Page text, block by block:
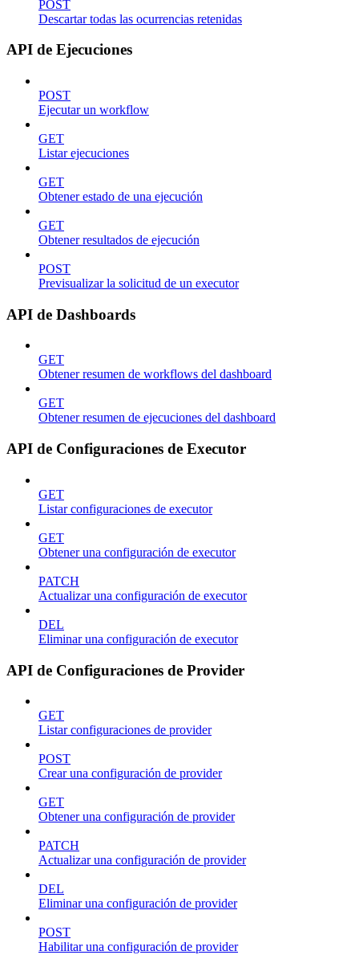
POST
Descartar todas las ocurrencias retenidas
API de Ejecuciones
POST
Ejecutar un workflow
GET
Listar ejecuciones
GET
Obtener estado de una ejecución
GET
Obtener resultados de ejecución
POST
Previsualizar la solicitud de un executor
API de Dashboards
GET
Obtener resumen de workflows del dashboard
GET
Obtener resumen de ejecuciones del dashboard
API de Configuraciones de Executor
GET
Listar configuraciones de executor
GET
Obtener una configuración de executor
PATCH
Actualizar una configuración de executor
DEL
Eliminar una configuración de executor
API de Configuraciones de Provider
GET
Listar configuraciones de provider
POST
Crear una configuración de provider
GET
Obtener una configuración de provider
PATCH
Actualizar una configuración de provider
DEL
Eliminar una configuración de provider
POST
Habilitar una configuración de provider